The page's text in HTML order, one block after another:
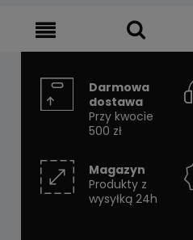
Darmowa
dostawa
Przy kwocie
500 zł
Magazyn
Produkty z
wysyłką 24h